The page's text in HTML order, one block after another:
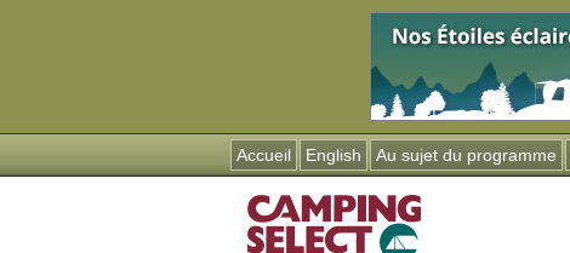
Accueil English Au sujet du programme